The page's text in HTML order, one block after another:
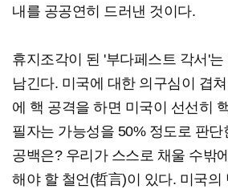
내를 공공연히 드러낸 것이다.
휴지조각이 된 '부다페스트 각서'
남긴다. 미국에 대한 의구심이 겹
에 핵 공격을 하면 미국이 선선히
필자는 가능성을 50% 정도로 판단
공백은? 우리가 스스로 채울 수밖
해야 할 철언(哲言)이 있다. 미국의